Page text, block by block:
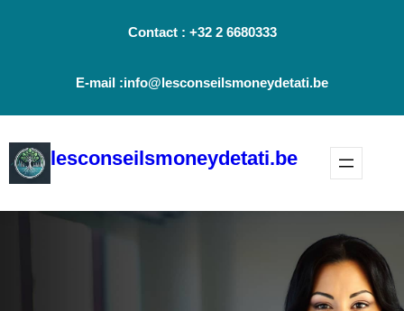
Contact : +32 2 6680333
E-mail :info@lesconseilsmoneydetati.be
lesconseilsmoneydetati.be